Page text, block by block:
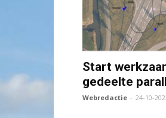
Start
gedeelte
Webredactie - 24-10-